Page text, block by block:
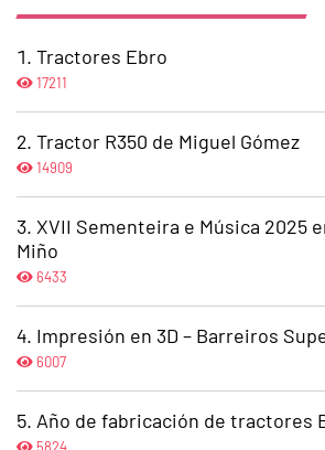
Tractores Ebro
17211
Tractor R350 de Miguel Gómez
14909
XVII Sementeira e Música 2025
Miño
6433
Impresión en 3D – Barreiros
6007
Año de fabricación de tractores